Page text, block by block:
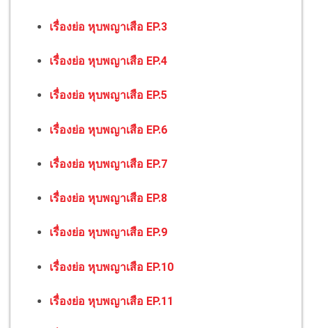
เรื่องย่อ หุบพญาเสือ EP.3
เรื่องย่อ หุบพญาเสือ EP.4
เรื่องย่อ หุบพญาเสือ EP.5
เรื่องย่อ หุบพญาเสือ EP.6
เรื่องย่อ หุบพญาเสือ EP.7
เรื่องย่อ หุบพญาเสือ EP.8
เรื่องย่อ หุบพญาเสือ EP.9
เรื่องย่อ หุบพญาเสือ EP.10
เรื่องย่อ หุบพญาเสือ EP.11